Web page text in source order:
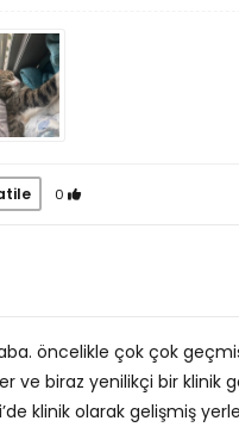
0
öncelikle çok çok
ve biraz yenilikçi bir klinik
klinik olarak gelişmiş